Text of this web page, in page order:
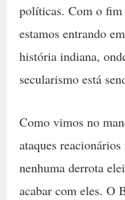
políticas. Com o fim
estamos entrando
história indiana,
secularismo está
Como vimos no
ataques
nenhuma derrota
acabar com eles. O